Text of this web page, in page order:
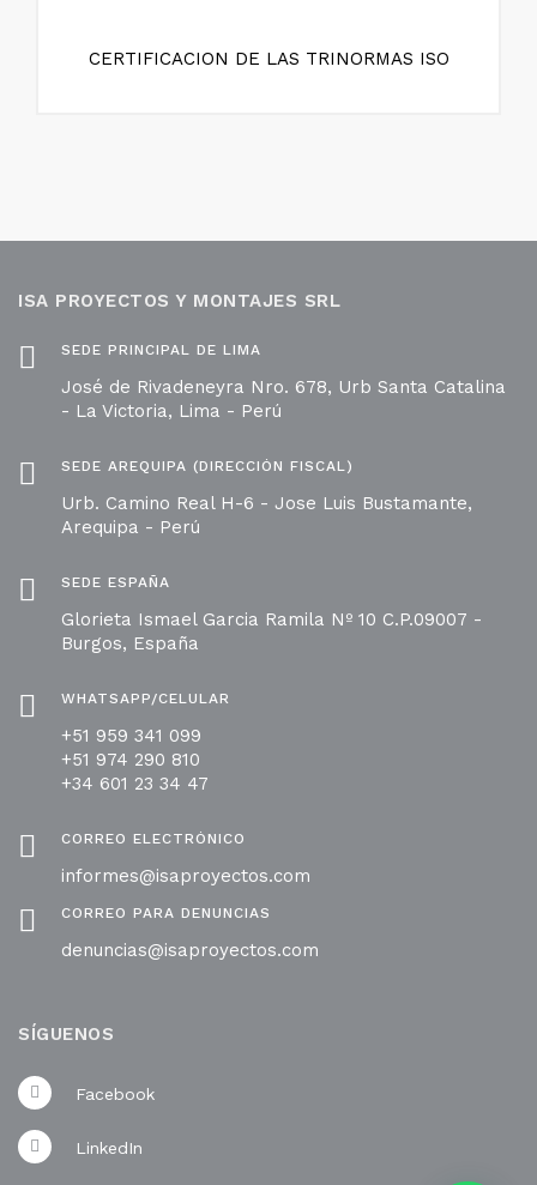
CERTIFICACION DE LAS TRINORMAS ISO
ISA PROYECTOS Y MONTAJES SRL
SEDE PRINCIPAL DE LIMA
José de Rivadeneyra Nro. 678, Urb Santa Catalina
- La Victoria, Lima - Perú
SEDE AREQUIPA (DIRECCIÓN FISCAL)
Urb. Camino Real H-6 - Jose Luis Bustamante,
Arequipa - Perú
SEDE ESPAÑA
Glorieta Ismael Garcia Ramila Nº 10 C.P.09007 -
Burgos, España
WHATSAPP/CELULAR
+51 959 341 099
+51 974 290 810
+34 601 23 34 47
CORREO ELECTRÓNICO
informes@isaproyectos.com
CORREO PARA DENUNCIAS
denuncias@isaproyectos.com
SÍGUENOS
Facebook
LinkedIn